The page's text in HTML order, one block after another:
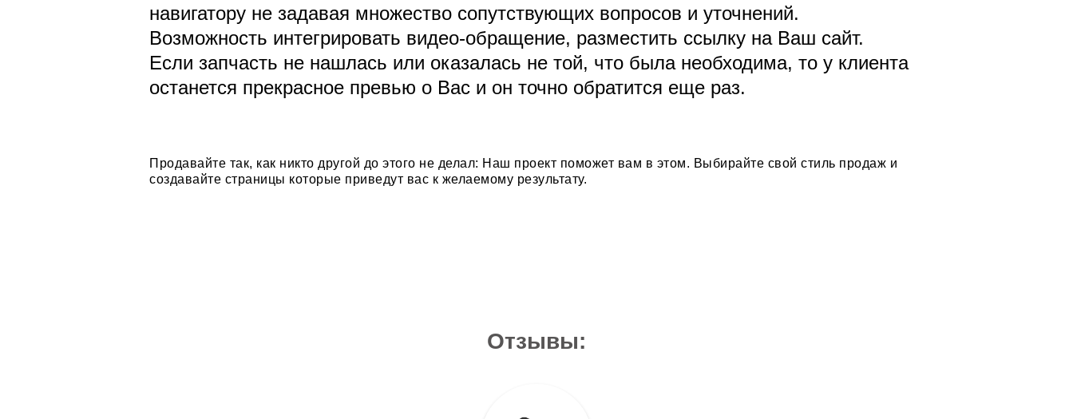
навигатору не задавая множество сопутствующих вопросов и уточнений.
Возможность интегрировать видео-обращение, разместить ссылку на Ваш сайт.
Если запчасть не нашлась или оказалась не той, что была необходима, то у клиента
останется прекрасное превью о Вас и он точно обратится еще раз.
Продавайте так, как никто другой до этого не делал: Наш проект поможет вам в этом. Выбирайте свой стиль продаж и
создавайте страницы которые приведут вас к желаемому результату.
Отзывы: